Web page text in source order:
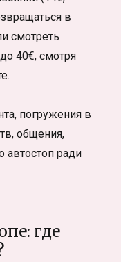
в
смотреть
40€, смотря
погружения в
общения,
автостоп ради
где